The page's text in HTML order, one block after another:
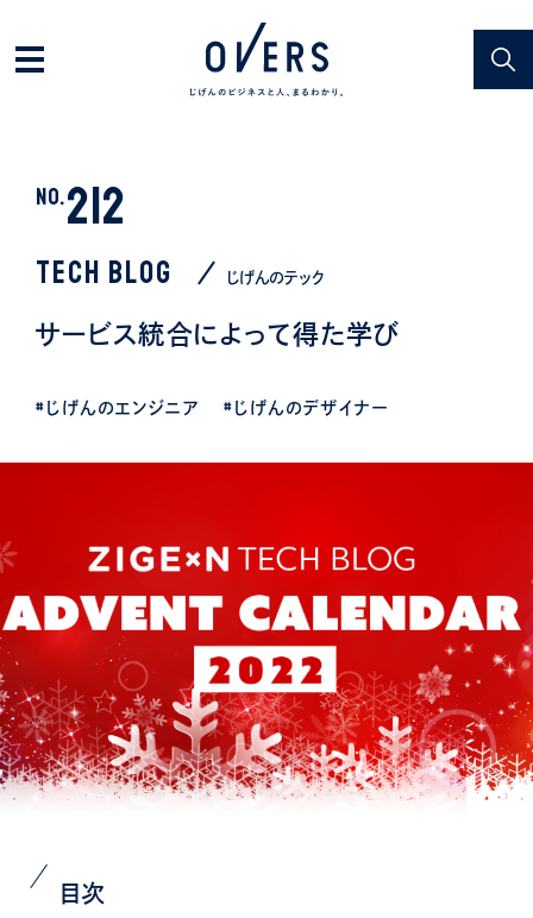
NO.212
TECH BLOG じげんのテック
サービス統合によって得た学び
#じげんのエンジニア #じげんのデザイナー
目次